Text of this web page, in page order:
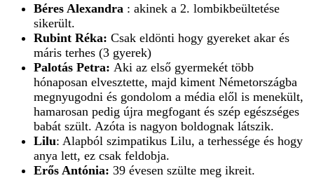
Béres Alexandra : akinek a 2. lombikbeültetése
sikerült.
Rubint Réka: Csak eldönti hogy gyereket akar és
máris terhes (3 gyerek)
Palotás Petra: Aki az első gyermekét több
hónaposan elvesztette, majd kiment Németországba
megnyugodni és gondolom a média elől is menekült,
hamarosan pedig újra megfogant és szép egészséges
babát szült. Azóta is nagyon boldognak látszik.
Lilu: Alapból szimpatikus Lilu, a terhessége és hogy
anya lett, ez csak feldobja.
Erős Antónia: 39 évesen szülte meg ikreit.